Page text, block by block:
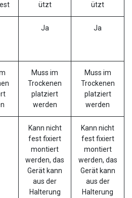
ützt
ützt
Ja Ja
Muss im
Trockenen
platziert
werden
Muss im
Trockenen
platziert
werden
Kann nicht
fest fixiert
montiert
werden, das
Gerät kann
aus der
Halterung
Kann nicht
fest fixiert
montiert
werden, das
Gerät kann
aus der
Halterung